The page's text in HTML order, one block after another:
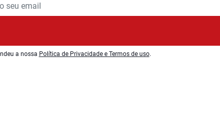
a nossa Política de Privacidade e Termos de uso.